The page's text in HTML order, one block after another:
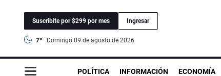
Suscribite por $299 por mes Ingresar
7° domingo 09 de agosto de 2026
POLÍTICA INFORMACIÓN ECONOMÍA